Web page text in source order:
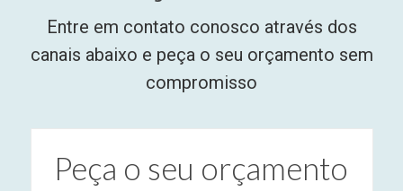
Entre em contato conosco através dos
canais abaixo e peça o seu orçamento sem
compromisso
Peça o seu orçamento